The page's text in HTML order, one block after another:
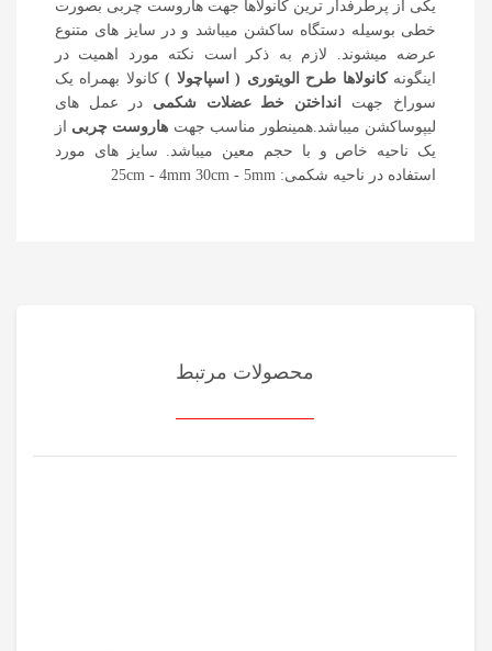
یکی از پرطرفدار ترین کانولاها جهت هاروست چربی بصورت
خطی بوسیله دستگاه ساکشن میباشد و در سایز های متنوع
عرضه میشوند. لازم به ذکر است نکته مورد اهمیت در
اینگونهکانولاها طرح الویتوری ( اسپاچولا )کانولا بهمراه یک
سوراخ جهت
انداختن خط عضلات شکمی در عمل های
لیپوساکشن میباشد.همینطور مناسب جهت هاروست چربی از
یک ناحیه خاص و با حجم معین میباشد. سایز های مورد
استفاده در ناحیه شکمی: 25cm - 4mm 30cm - 5mm
محصولات مرتبط